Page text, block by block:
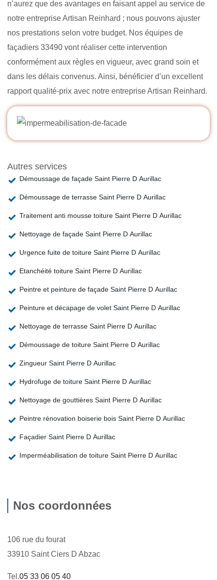
n’aurez que des avantages en faisant appel au service de
notre entreprise Artisan Reinhard ; nous pouvons ajuster
nos prestations selon votre budget. Nos équipes de
façadiers 33490 vont réaliser cette intervention
conformément aux règles en vigueur, avec grand soin et
dans les délais convenus. Ainsi, bénéficier d’un excellent
rapport qualité-prix avec notre entreprise Artisan Reinhard.
Autres services
Démoussage de façade Saint Pierre D Aurillac
Démoussage de terrasse Saint Pierre D Aurillac
Traitement anti mousse toiture Saint Pierre D Aurillac
Nettoyage de façade Saint Pierre D Aurillac
Urgence fuite de toiture Saint Pierre D Aurillac
Etanchéité toiture Saint Pierre D Aurillac
Peintre et peinture de façade Saint Pierre D Aurillac
Peinture et décapage de volet Saint Pierre D Aurillac
Nettoyage de terrasse Saint Pierre D Aurillac
Démoussage de toiture Saint Pierre D Aurillac
Zingueur Saint Pierre D Aurillac
Hydrofuge de toiture Saint Pierre D Aurillac
Nettoyage de gouttières Saint Pierre D Aurillac
Peintre rénovation boiserie bois Saint Pierre D Aurillac
Façadier Saint Pierre D Aurillac
Imperméabilisation de toiture Saint Pierre D Aurillac
Nos coordonnées
106 rue du fourat
33910 Saint Ciers D Abzac
Tel.05 33 06 05 40